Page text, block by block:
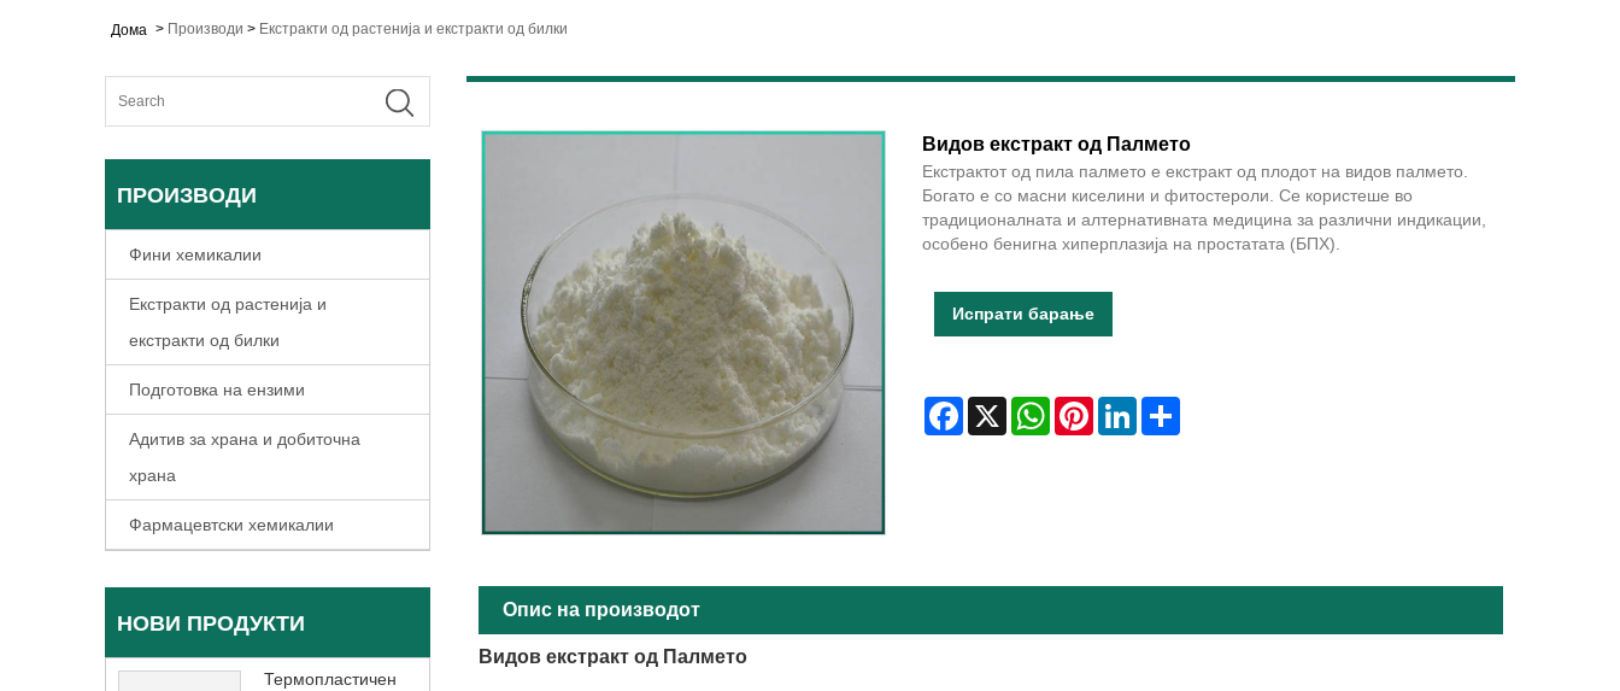
Дома > Производи > Екстракти од растенија и екстракти од билки
ПРОИЗВОДИ
Фини хемикалии
Екстракти од растенија и
екстракти од билки
Подготовка на ензими
Адитив за храна и добиточна
храна
Фармацевтски хемикалии
НОВИ ПРОДУКТИ
Термопластичен
Видов екстракт од Палмето
Екстрактот од пила палмето е екстракт од плодот на видов палмето.
Богато е со масни киселини и фитостероли. Се користеше во
традиционалната и алтернативната медицина за различни индикации,
особено бенигна хиперплазија на простатата (БПХ).
Испрати барање
Facebook
X WhatsAppPinterestLinkedInShare
Опис на производот
Видов екстракт од Палмето